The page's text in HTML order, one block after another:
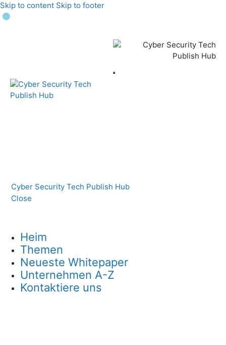
Skip to content Skip to footer
Cyber Security Tech Publish Hub
Close
Heim
Themen
Neueste Whitepaper
Unternehmen A-Z
Kontaktiere uns